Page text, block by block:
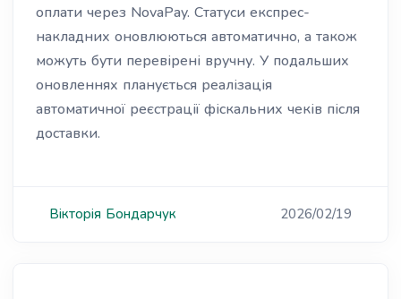
оплати через NovaPay. Статуси експрес-
накладних оновлюються автоматично, а також
можуть бути перевірені вручну. У подальших
оновленнях планується реалізація
автоматичної реєстрації фіскальних чеків після
доставки.
Вікторія Бондарчук 2026/02/19